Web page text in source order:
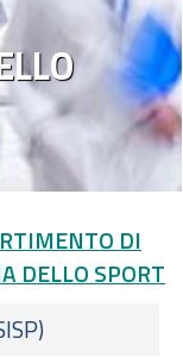
DI
DELLO SPORT